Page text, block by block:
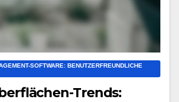
SOFTWARE: BENUTZERFREUNDLICHE
Trends: